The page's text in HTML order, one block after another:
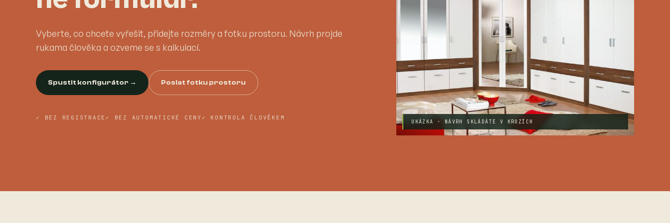
Vyberte, co chcete vyřešit, přidejte rozměry a fotku prostoru. Návrh projde
rukama člověka a ozveme se s kalkulací.
Spustit konfigurátor → Poslat fotku prostoru
✓ BEZ REGISTRACE ✓ BEZ AUTOMATICKÉ CENY ✓ KONTROLA ČLOVĚKEM
UKÁZKA · NÁVRH SKLÁDÁTE V KROZÍCH